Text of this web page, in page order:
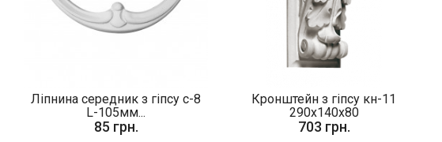
Ліпнина середник з гіпсу с-8
L-105мм...
85 грн.
Кронштейн з гіпсу кн-11
290х140х80
703 грн.